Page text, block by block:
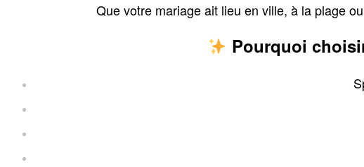
Que votre mariage ait lieu en ville, à la plage
Pourquoi